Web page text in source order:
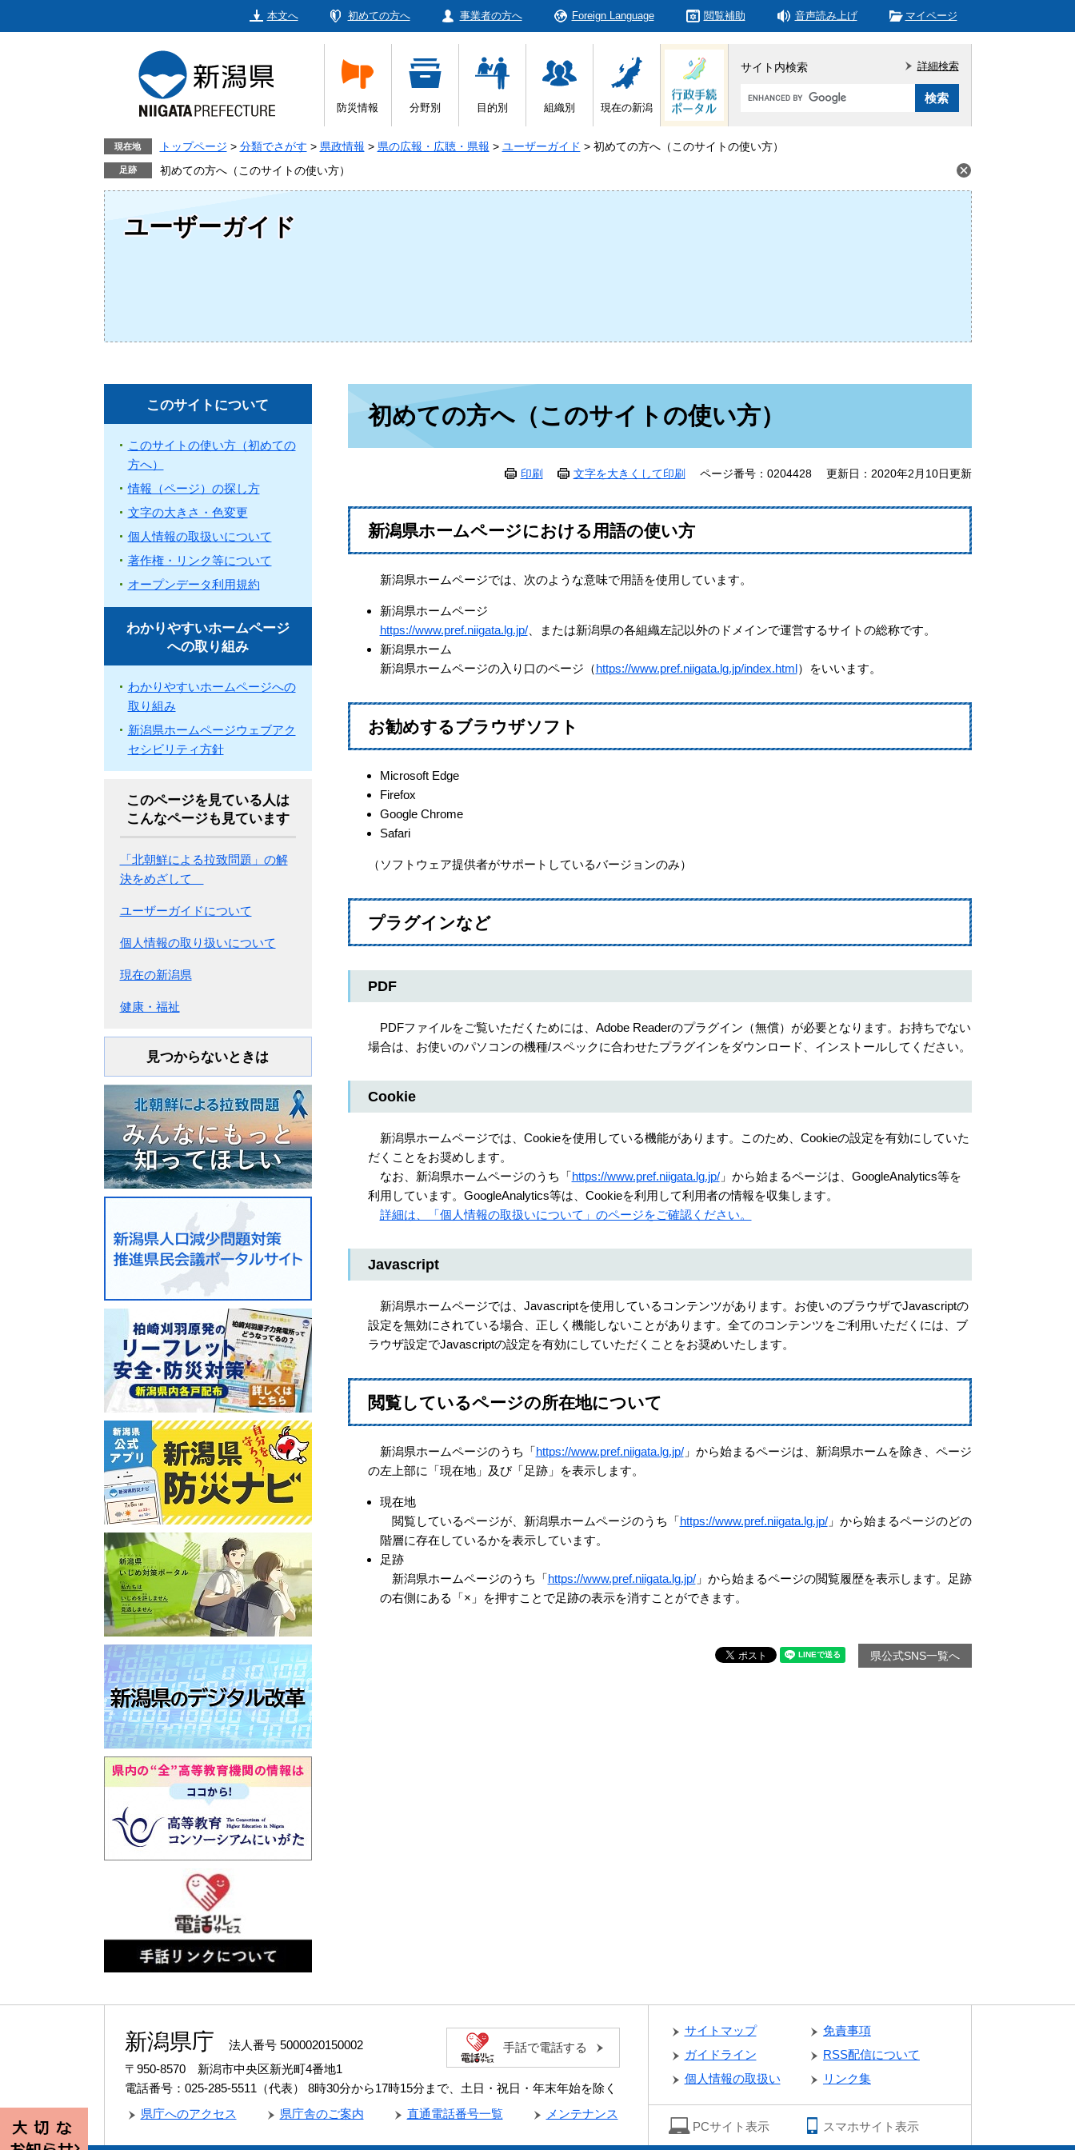
本文へ 初めての方へ 事業者の方へ Foreign Language 閲覧補助 音声読み上げ マイページ
防災情報 分野別 目的別 組織別 現在の新潟
サイト内検索
Google
タ
ム
索
詳細検索
現在地 トップページ > 分類でさがす > 県政情報 > 県の広報・広聴・県報 > ユーザーガイド > 初めての方へ（このサイトの使い方）
初めての方へ（このサイトの使い方）
ユーザーガイド
初めての方へ（このサイトの使い方）
印刷 文字を大きくして印刷 ページ番号：0204428 更新日：2020年2月10日更新
新潟県ホームページにおける用語の使い方
新潟県ホームページでは、次のような意味で用語を使用しています。
新潟県ホームページ
https://www.pref.niigata.lg.jp/、または新潟県の各組織左記以外のドメインで運営するサイトの総称です。
新潟県ホーム
新潟県ホームページの入り口のページ（https://www.pref.niigata.lg.jp/index.html）をいいます。
お勧めするブラウザソフト
Microsoft Edge
Firefox
Google Chrome
Safari
（ソフトウェア提供者がサポートしているバージョンのみ）
プラグインなど
PDF
PDFファイルをご覧いただくためには、Adobe Readerのプラグイン（無償）が必要となります。お持ちでない
場合は、お使いのパソコンの機種/スペックに合わせたプラグインをダウンロード、インストールしてください。
Cookie
新潟県ホームページでは、Cookieを使用している機能があります。このため、Cookieの設定を有効にしていた
だくことをお奨めします。
なお、新潟県ホームページのうち「https://www.pref.niigata.lg.jp/」から始まるページは、GoogleAnalytics等を
利用しています。GoogleAnalytics等は、Cookieを利用して利用者の情報を収集します。
詳細は、「個人情報の取扱いについて」のページをご確認ください。
Javascript
新潟県ホームページでは、Javascriptを使用しているコンテンツがあります。お使いのブラウザでJavascriptの
設定を無効にされている場合、正しく機能しないことがあります。全てのコンテンツをご利用いただくには、ブ
ラウザ設定でJavascriptの設定を有効にしていただくことをお奨めいたします。
閲覧しているページの所在地について
新潟県ホームページのうち「https://www.pref.niigata.lg.jp/」から始まるページは、新潟県ホームを除き、ページ
の左上部に「現在地」及び「足跡」を表示します。
現在地
閲覧しているページが、新潟県ホームページのうち「https://www.pref.niigata.lg.jp/」から始まるページのどの
階層に存在しているかを表示しています。
足跡
新潟県ホームページのうち「https://www.pref.niigata.lg.jp/」から始まるページの閲覧履歴を表示します。足跡
の右側にある「×」を押すことで足跡の表示を消すことができます。
県公式SNS一覧へ
このサイトについて
このサイトの使い方（初めての
方へ）
情報（ページ）の探し方
文字の大きさ・色変更
個人情報の取扱いについて
著作権・リンク等について
オープンデータ利用規約
わかりやすいホームページ
への取り組み
わかりやすいホームページへの
取り組み
新潟県ホームページウェブアク
セシビリティ方針
このページを見ている人は
こんなページも見ています
「北朝鮮による拉致問題」の解
決をめざして
ユーザーガイドについて
個人情報の取り扱いについて
現在の新潟県
健康・福祉
見つからないときは
新潟県庁
法人番号 5000020150002
〒950-8570 新潟市中央区新光町4番地1
電話番号：025-285-5511（代表）
8時30分から17時15分まで、土日・祝日・年末年始を除く
手話で電話する
県庁へのアクセス 県庁舎のご案内 直通電話番号一覧 メンテナンス
サイトマップ
免責事項
ガイドライン
RSS配信について
個人情報の取扱い
リンク集
PCサイト表示 スマホサイト表示